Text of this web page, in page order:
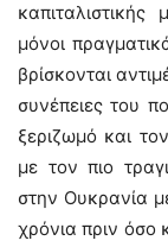
μόνοι
βρίσκονται
συνέπειες του
ξεριζωμό και
με τον πιο
στην Ουκρανία
χρόνια πριν όσο